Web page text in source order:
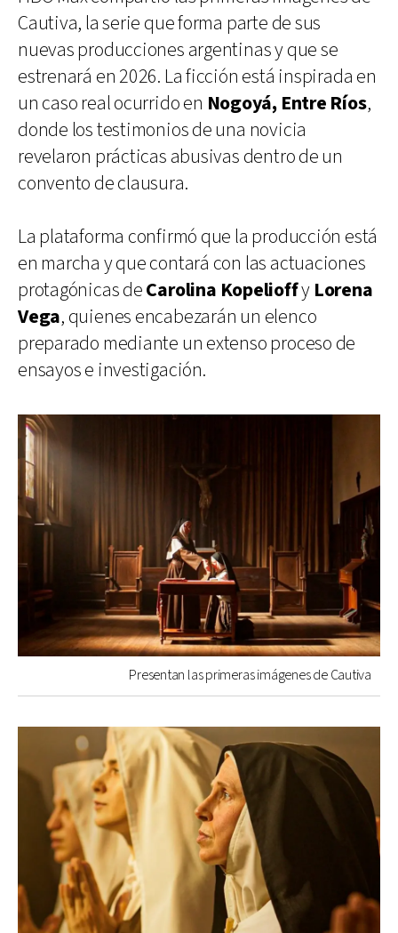
Cautiva, la serie que forma parte de sus
nuevas producciones argentinas y que se
estrenará en 2026. La ficción está inspirada en
un caso real ocurrido en Nogoyá, Entre Ríos,
donde los testimonios de una novicia
revelaron prácticas abusivas dentro de un
convento de clausura.
La plataforma confirmó que la producción está
en marcha y que contará con las actuaciones
protagónicas deCarolina Kopelioffy Lorena
Vega, quienes encabezarán un elenco
preparado mediante un extenso proceso de
ensayos e investigación.
Presentan las primeras imágenes de Cautiva